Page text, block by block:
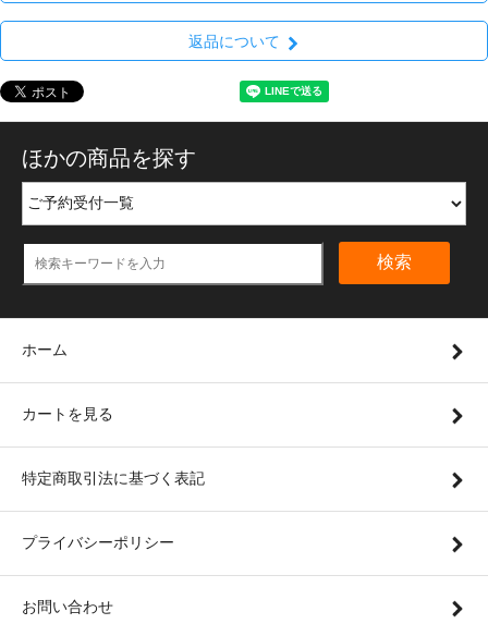
返品について
ほかの商品を探す
検索
ホーム
カートを見る
特定商取引法に基づく表記
プライバシーポリシー
お問い合わせ